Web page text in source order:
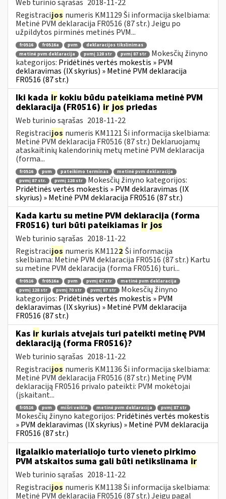
Web turinio sąrašas 2018-11-22
Registracijos numeris KM1129 Ši informacija skelbiama:
Metinė PVM deklaracija FR0516 (87 str.) Jeigu po
užpildytos pirminės metinės PVM...
fr0516 fr0516a pvm
deklaracijos tikslinimas
metinė pvm deklaracija
pvmį 128 str pvmį 87 str
Mokesčių žinyno
kategorijos: Pridėtinės vertės mokestis » PVM
deklaravimas (IX skyrius) » Metinė PVM deklaracija
FR0516 (87 str.)
Iki kada ir kokiu būdu pateikiama metinė PVM
deklaracija (FR0516) ir jos priedas
Web turinio sąrašas 2018-11-22
Registracijos numeris KM1121 Ši informacija skelbiama:
Metinė PVM deklaracija FR0516 (87 str.) Deklaruojamų
ataskaitinių kalendorinių metų metinė PVM deklaracija
(forma...
fr0516 pvm pateikimo terminas
metinė pvm deklaracija
pvmį 87 str.
pvmį 128 str
Mokesčių žinyno kategorijos:
Pridėtinės vertės mokestis » PVM deklaravimas (IX
skyrius) » Metinė PVM deklaracija FR0516 (87 str.)
Kada kartu su metine PVM deklaracija (forma
FR0516) turi būti pateikiamas ir jos
Web turinio sąrašas 2018-11-22
Registracijos numeris KM1122 Ši informacija
skelbiama: Metinė PVM deklaracija FR0516 (87 str.) Kartu
su metine PVM deklaracija (forma FR0516) turi...
fr0516 fr0516a pvm pvmį 67 str
metinė pvm deklaracija
pvmį 128 str
pvmį 70 str pvmį 87 str
Mokesčių žinyno
kategorijos: Pridėtinės vertės mokestis » PVM
deklaravimas (IX skyrius) » Metinė PVM deklaracija
FR0516 (87 str.)
Kas ir kuriais atvejais turi pateikti metinę PVM
deklaraciją (forma FR0516)?
Web turinio sąrašas 2018-11-22
Registracijos numeris KM1136 Ši informacija skelbiama:
Metinė PVM deklaracija FR0516 (87 str.) Metinę PVM
deklaraciją FR0516 privalo pateikti: PVM mokėtojai
(įskaitant...
fr0516 pvm mišri veikla metinė pvm deklaracija pvmį 87 str
Mokesčių žinyno kategorijos: Pridėtinės vertės mokestis
» PVM deklaravimas (IX skyrius) » Metinė PVM deklaracija
FR0516 (87 str.)
ilgalaikio materialiojo turto vieneto pirkimo
PVM atskaitos suma gali būti netikslinama ir
Web turinio sąrašas 2018-11-22
Registracijos numeris KM1138 Ši informacija skelbiama:
Metinė PVM deklaracija FR0516 (87 str.) Jeigu pagal